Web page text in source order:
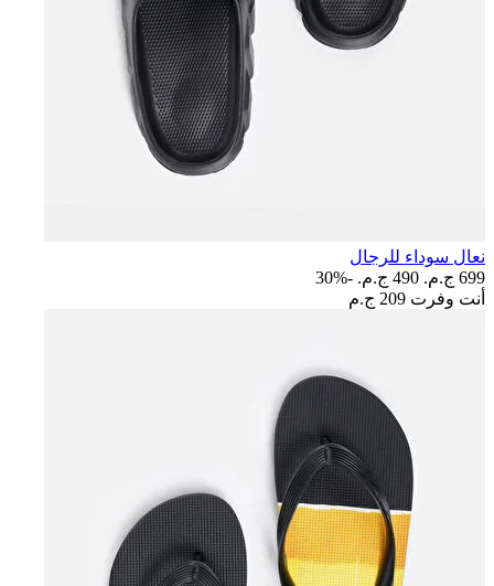
نعال سوداء للرجال
699 ج.م.‏
490 ج.م.‏
-30%
أنت وفرت 209 ج.م